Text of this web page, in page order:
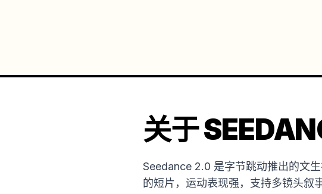
关于
Seedance 2.0 是字节跳动推出的文
的短片，运动表现强，支持多镜头叙